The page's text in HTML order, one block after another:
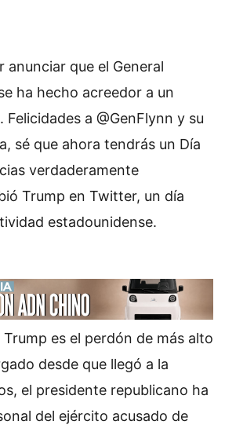
anunciar que el General
ha hecho acreedor a un
a @GenFlynn y su
sé que ahora tendrás un Día
verdaderamente
Trump en Twitter, un día
estadounidense.
es el perdón de más alto
desde que llegó a la
el presidente republicano ha
del ejército acusado de